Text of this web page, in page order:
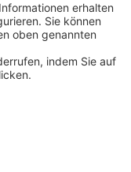
ein Rechtsfehler
An diesem Fehler
und der